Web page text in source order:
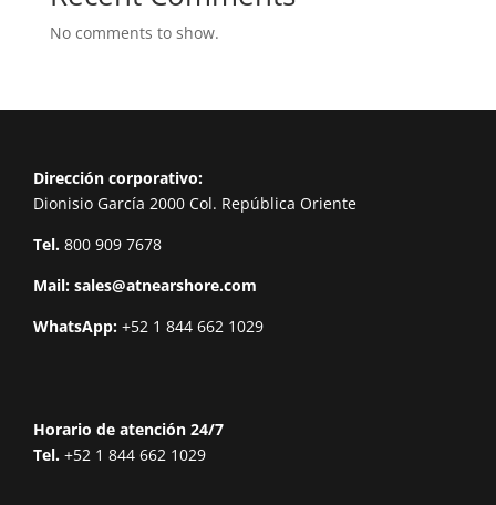
No comments to show.
Dirección corporativo:
Dionisio García 2000 Col. República Oriente
Tel. 800 909 7678
Mail: sales@atnearshore.com
WhatsApp: +52 1 844 662 1029
Horario de atención 24/7
Tel. +52 1 844 662 1029